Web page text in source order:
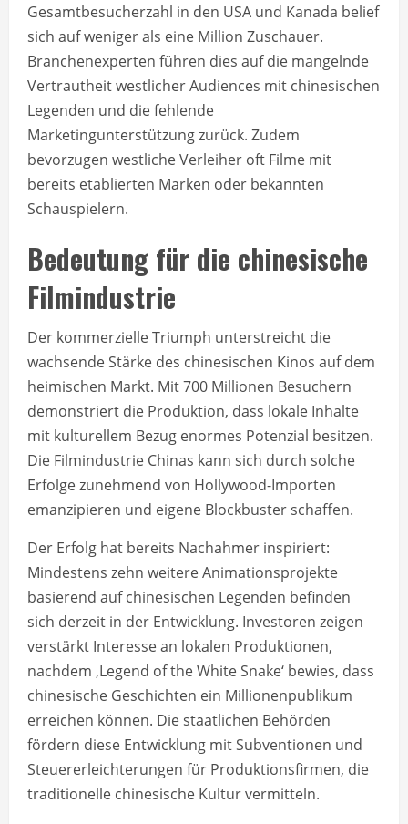
Gesamtbesucherzahl in den USA und Kanada belief
sich auf weniger als eine Million Zuschauer.
Branchenexperten führen dies auf die mangelnde
Vertrautheit westlicher Audiences mit chinesischen
Legenden und die fehlende
Marketingunterstützung zurück. Zudem
bevorzugen westliche Verleiher oft Filme mit
bereits etablierten Marken oder bekannten
Schauspielern.
Bedeutung für die chinesische
Filmindustrie
Der kommerzielle Triumph unterstreicht die
wachsende Stärke des chinesischen Kinos auf dem
heimischen Markt. Mit 700 Millionen Besuchern
demonstriert die Produktion, dass lokale Inhalte
mit kulturellem Bezug enormes Potenzial besitzen.
Die Filmindustrie Chinas kann sich durch solche
Erfolge zunehmend von Hollywood-Importen
emanzipieren und eigene Blockbuster schaffen.
Der Erfolg hat bereits Nachahmer inspiriert:
Mindestens zehn weitere Animationsprojekte
basierend auf chinesischen Legenden befinden
sich derzeit in der Entwicklung. Investoren zeigen
verstärkt Interesse an lokalen Produktionen,
nachdem ‚Legend of the White Snake‘ bewies, dass
chinesische Geschichten ein Millionenpublikum
erreichen können. Die staatlichen Behörden
fördern diese Entwicklung mit Subventionen und
Steuererleichterungen für Produktionsfirmen, die
traditionelle chinesische Kultur vermitteln.